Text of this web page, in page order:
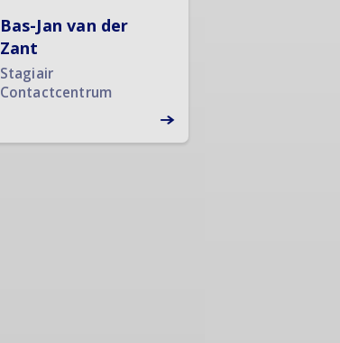
Bas-Jan van der
Zant
Stagiair
Contactcentrum